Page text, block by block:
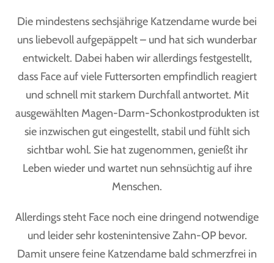
Die mindestens sechsjährige Katzendame wurde bei
uns liebevoll aufgepäppelt – und hat sich wunderbar
entwickelt. Dabei haben wir allerdings festgestellt,
dass Face auf viele Futtersorten empfindlich reagiert
und schnell mit starkem Durchfall antwortet. Mit
ausgewählten Magen-Darm-Schonkostprodukten ist
sie inzwischen gut eingestellt, stabil und fühlt sich
sichtbar wohl. Sie hat zugenommen, genießt ihr
Leben wieder und wartet nun sehnsüchtig auf ihre
Menschen.
Allerdings steht Face noch eine dringend notwendige
und leider sehr kostenintensive Zahn-OP bevor.
Damit unsere feine Katzendame bald schmerzfrei in